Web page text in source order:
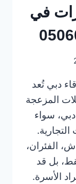
في
دبي تُعد
المزعجة
سواء
الفئران،
بل قد
الأسرة.